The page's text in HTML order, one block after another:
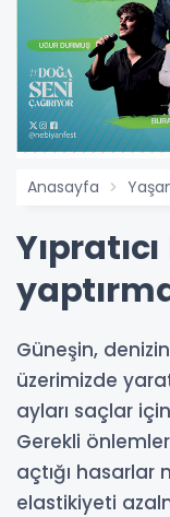
Anasayfa
Güneşin,
üzerimizde
ayları saçlar
Gerekli önlemler
açtığı hasarlar
elastikiyeti